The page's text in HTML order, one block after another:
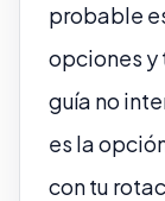
probable
opciones y
guía no
es la
con tu